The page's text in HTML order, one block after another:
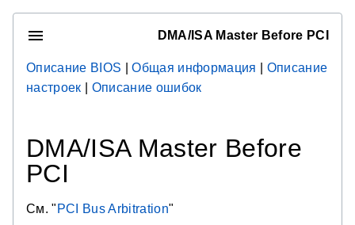
DMA/ISA Master Before PCI
Описание BIOS |Общая информация
Описание
настроек
Описание ошибок
DMA/ISA Master Before
PCI
См. " PCI Bus Arbitration"